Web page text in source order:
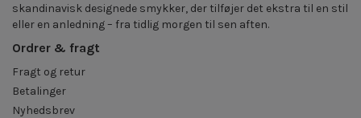
skandinavisk designede smykker, der tilføjer det ekstra til en stil
eller en anledning – fra tidlig morgen til sen aften.
Ordrer & fragt
Fragt og retur
Betalinger
Nyhedsbrev